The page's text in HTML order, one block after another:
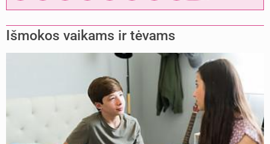
Išmokos vaikams ir tėvams